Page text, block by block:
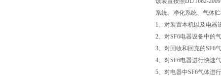
系统、净化系统、气体
1、对装置本机以及电器
2、对SF6电器设备中的
3、对回收和回充的SF6
4、对SF6电器进行快速
5、对电器中SF6气体进